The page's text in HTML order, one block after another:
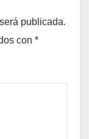
publicada.
con *